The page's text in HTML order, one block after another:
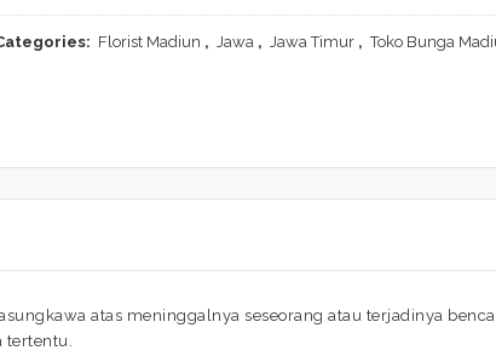
Florist Madiun , Jawa , Jawa Timur , Toko Bunga
atas meninggalnya seseorang atau terjadinya
tertentu.